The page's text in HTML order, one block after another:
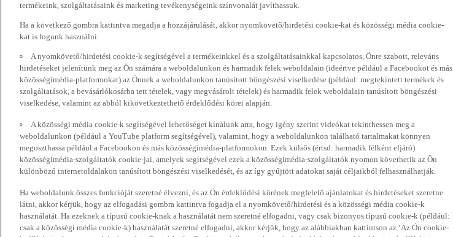
termékeink, szolgáltatásaink és marketing tevékenységeink színvonalát javíthassuk.
Ha a következő gombra kattintva megadja a hozzájárulását, akkor nyomkövető/hirdetési cookie-kat és közösségi média cookie-
kat is fogunk használni:
A nyomkövető/hirdetési cookie-k segítségével a termékeinkkel és a szolgáltatásainkkal kapcsolatos, Önre szabott, releváns
hirdetéseket jelenítünk meg az Ön számára a weboldalunkon és harmadik felek weboldalain (ideértve például a Facebookot és más
közösségimédia-platformokat) az Önnek a weboldalunkon tanúsított böngészési viselkedése (például: megtekintett termékek és
szolgáltatások, a bevásárlókosárba tett tételek, vagy megvásárolt tételek) és harmadik felek weboldalain tanúsított böngészési
viselkedése, valamint az abból kikövetkeztethető érdeklődési körei alapján.
A közösségi média cookie-k segítségével lehetőséget kínálunk arra, hogy igény szerint videókat tekinthessen meg a
weboldalunkon (például a YouTube platform segítségével), valamint, hogy a weboldalunkon található tartalmakat könnyen
megoszthassa például a Facebookon és más közösségimédia-platformokon. Ezek külsős (értsd: harmadik félként eljáró)
közösségimédia-szolgáltatók cookie-jai, amelyek segítségével ezek a közösségimédia-szolgáltatók nyomon követhetik az Ön
különböző internetoldalakon tanúsított böngészési viselkedését, és az így gyűjtött adatokat saját céljaikból felhasználhatják.
Ha weboldalunk összes funkcióját szeretné élvezni, és az Ön érdeklődési körének megfelelő ajánlatokat és hirdetéseket szeretne
látni, akkor kérjük, hogy az elfogadási gombra kattintva fogadja el a nyomkövető/hirdetési és a közösségi média cookie-k
használatát. Ha ezeknek a típusú cookie-knak a használatát nem szeretné elfogadni, vagy csak bizonyos típusú cookie-k (például:
csak a közösségi média cookie-k) használatát szeretné elfogadni, akkor kérjük, hogy az alábbiakban kattintson az ‘Az Ön cookie-